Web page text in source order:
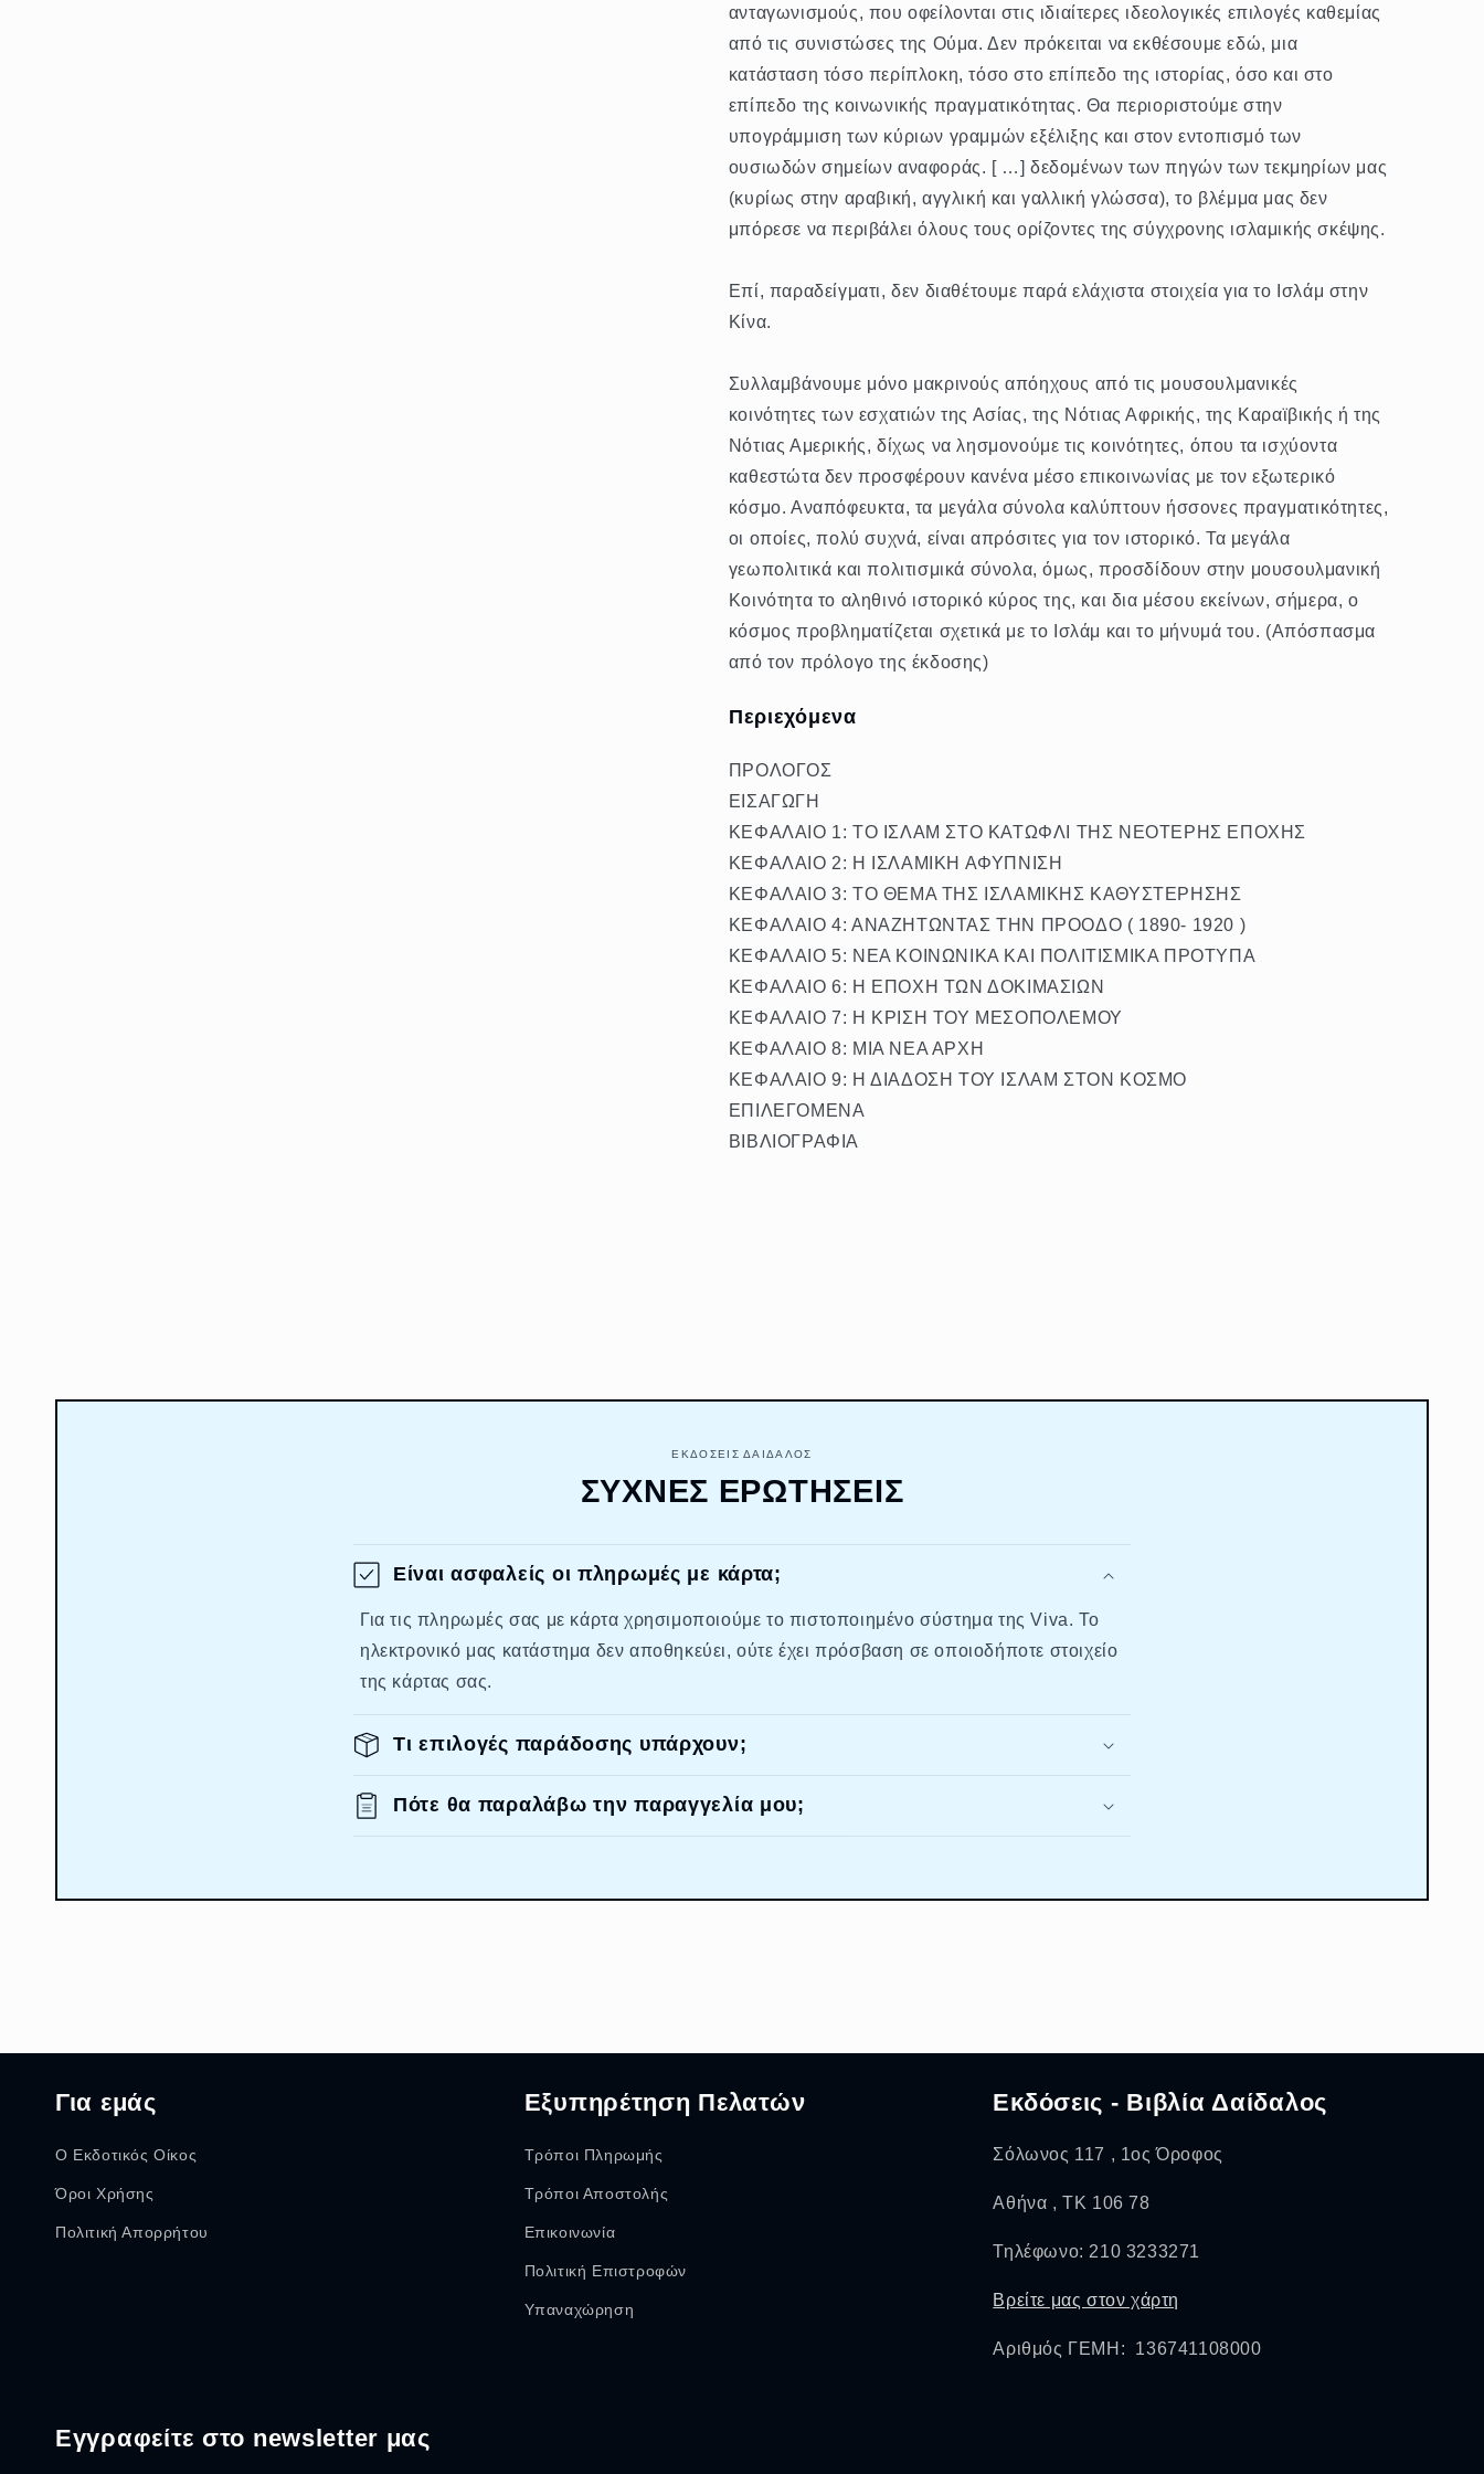
ανταγωνισμούς, που οφείλονται στις ιδιαίτερες ιδεολογικές επιλογές καθεμίας
από τις συνιστώσες της Ούμα. Δεν πρόκειται να εκθέσουμε εδώ, μια
κατάσταση τόσο περίπλοκη, τόσο στο επίπεδο της ιστορίας, όσο και στο
επίπεδο της κοινωνικής πραγματικότητας. Θα περιοριστούμε στην
υπογράμμιση των κύριων γραμμών εξέλιξης και στον εντοπισμό των
ουσιωδών σημείων αναφοράς. [ …] δεδομένων των πηγών των τεκμηρίων μας
(κυρίως στην αραβική, αγγλική και γαλλική γλώσσα), το βλέμμα μας δεν
μπόρεσε να περιβάλει όλους τους ορίζοντες της σύγχρονης ισλαμικής σκέψης.
Επί, παραδείγματι, δεν διαθέτουμε παρά ελάχιστα στοιχεία για το Ισλάμ στην
Κίνα.
Συλλαμβάνουμε μόνο μακρινούς απόηχους από τις μουσουλμανικές
κοινότητες των εσχατιών της Ασίας, της Νότιας Αφρικής, της Καραϊβικής ή της
Νότιας Αμερικής, δίχως να λησμονούμε τις κοινότητες, όπου τα ισχύοντα
καθεστώτα δεν προσφέρουν κανένα μέσο επικοινωνίας με τον εξωτερικό
κόσμο. Αναπόφευκτα, τα μεγάλα σύνολα καλύπτουν ήσσονες πραγματικότητες,
οι οποίες, πολύ συχνά, είναι απρόσιτες για τον ιστορικό. Τα μεγάλα
γεωπολιτικά και πολιτισμικά σύνολα, όμως, προσδίδουν στην μουσουλμανική
Κοινότητα το αληθινό ιστορικό κύρος της, και δια μέσου εκείνων, σήμερα, ο
κόσμος προβληματίζεται σχετικά με το Ισλάμ και το μήνυμά του. (Απόσπασμα
από τον πρόλογο της έκδοσης)
Περιεχόμενα
ΠΡΟΛΟΓΟΣ
ΕΙΣΑΓΩΓΗ
ΚΕΦΑΛΑΙΟ 1: ΤΟ ΙΣΛΑΜ ΣΤΟ ΚΑΤΩΦΛΙ ΤΗΣ ΝΕΟΤΕΡΗΣ ΕΠΟΧΗΣ
ΚΕΦΑΛΑΙΟ 2: Η ΙΣΛΑΜΙΚΗ ΑΦΥΠΝΙΣΗ
ΚΕΦΑΛΑΙΟ 3: ΤΟ ΘΕΜΑ ΤΗΣ ΙΣΛΑΜΙΚΗΣ ΚΑΘΥΣΤΕΡΗΣΗΣ
ΚΕΦΑΛΑΙΟ 4: ΑΝΑΖΗΤΩΝΤΑΣ ΤΗΝ ΠΡΟΟΔΟ ( 1890- 1920 )
ΚΕΦΑΛΑΙΟ 5: ΝΕΑ ΚΟΙΝΩΝΙΚΑ ΚΑΙ ΠΟΛΙΤΙΣΜΙΚΑ ΠΡΟΤΥΠΑ
ΚΕΦΑΛΑΙΟ 6: Η ΕΠΟΧΗ ΤΩΝ ΔΟΚΙΜΑΣΙΩΝ
ΚΕΦΑΛΑΙΟ 7: Η ΚΡΙΣΗ ΤΟΥ ΜΕΣΟΠΟΛΕΜΟΥ
ΚΕΦΑΛΑΙΟ 8: ΜΙΑ ΝΕΑ ΑΡΧΗ
ΚΕΦΑΛΑΙΟ 9: Η ΔΙΑΔΟΣΗ ΤΟΥ ΙΣΛΑΜ ΣΤΟΝ ΚΟΣΜΟ
ΕΠΙΛΕΓΟΜΕΝΑ
ΒΙΒΛΙΟΓΡΑΦΙΑ
ΕΚΔΟΣΕΙΣ ΔΑΙΔΑΛΟΣ
ΣΥΧΝΕΣ ΕΡΩΤΗΣΕΙΣ
Είναι ασφαλείς οι πληρωμές με κάρτα;
Για τις πληρωμές σας με κάρτα χρησιμοποιούμε το πιστοποιημένο σύστημα της Viva. Το
ηλεκτρονικό μας κατάστημα δεν αποθηκεύει, ούτε έχει πρόσβαση σε οποιοδήποτε στοιχείο
της κάρτας σας.
Τι επιλογές παράδοσης υπάρχουν;
Πότε θα παραλάβω την παραγγελία μου;
Για εμάς
Ο Εκδοτικός Οίκος
Όροι Χρήσης
Πολιτική Απορρήτου
Εξυπηρέτηση Πελατών
Τρόποι Πληρωμής
Τρόποι Αποστολής
Επικοινωνία
Πολιτική Επιστροφών
Υπαναχώρηση
Εκδόσεις - Βιβλία Δαίδαλος
Σόλωνος 117 , 1ος Όροφος
Αθήνα , ΤΚ 106 78
Τηλέφωνο: 210 3233271
Βρείτε μας στον χάρτη
Αριθμός ΓΕΜΗ: 136741108000
Εγγραφείτε στο newsletter μας